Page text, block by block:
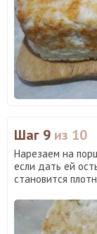
Шаг 9 из 10
Нарезаем на
если дать ей
становится